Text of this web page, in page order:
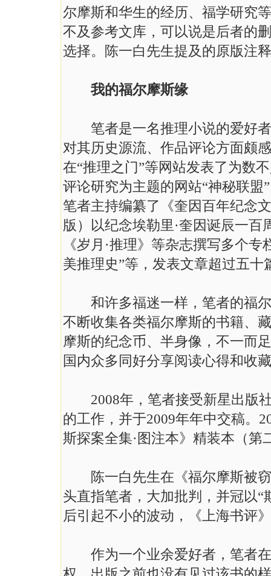
尔摩斯和华生的经历、福学研究
不及参考文库，可以说是后者的
选择。陈一白先生提及的原版注
我的福尔摩斯缘
笔者是一名推理小说的爱好者
对其历史源流、作品评论方面颇
在“推理之门”等网站发表了为数
评论研究为主题的网站“神秘联盟
笔者主持编纂了《奎因百年纪念
版）以纪念埃勒里·奎因诞辰一
《岁月·推理》等杂志撰写多个
美推理史”等，发表文章超过五十
和许多福迷一样，笔者的福尔
不断收集各类福尔摩斯的书籍、
摩斯的纪念币、半身像，不一而
国内众多同好分享阅读心得和收
2008年，笔者接受新星出版社
的工作，并于2009年年中交稿。
斯探案全集·图注本》精装本（
陈一白先生在《福尔摩斯被窃
头直指笔者，大加批判，并冠以
后引起不小的波动，《上海书评
作为一个业余爱好者，笔者在